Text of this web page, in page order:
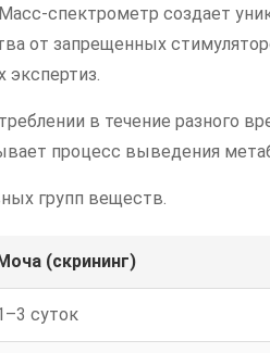
спектрометр создает
от запрещенных
экспертиз.
в течение разного
процесс выведения
групп веществ.
(скрининг)
суток